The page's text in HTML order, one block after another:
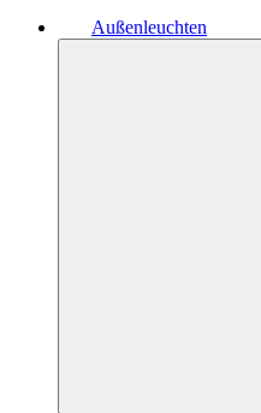
Außenleuchten